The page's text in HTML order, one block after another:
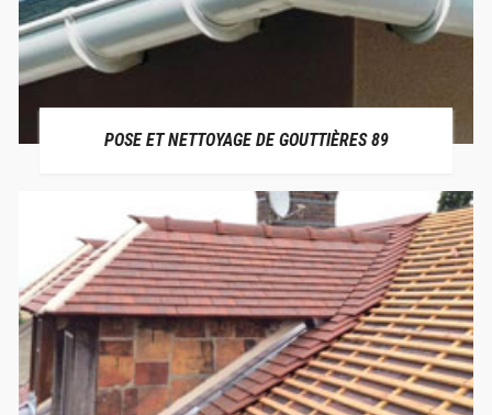
POSE ET NETTOYAGE DE GOUTTIÈRES 89